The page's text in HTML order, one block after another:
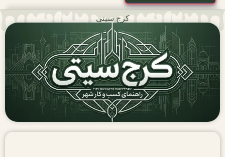
کرج سیتی